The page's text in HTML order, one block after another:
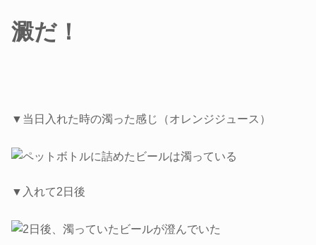
澱だ！
▼当日入れた時の濁った感じ（オレンジジュース）
▼入れて2日後